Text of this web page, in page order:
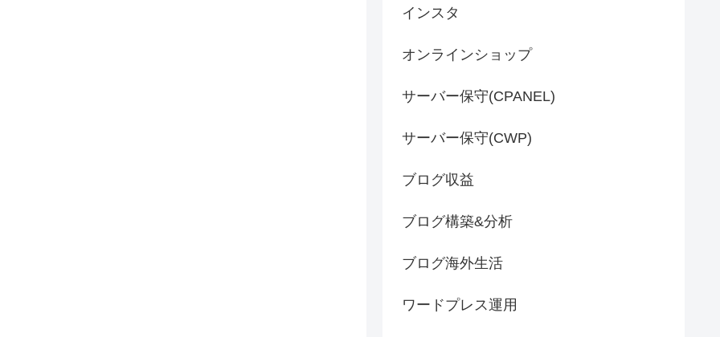
インスタ
オンラインショップ
サーバー保守(CPANEL)
サーバー保守(CWP)
ブログ収益
ブログ構築&分析
ブログ海外生活
ワードプレス運用